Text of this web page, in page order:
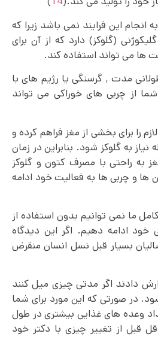
انجام این فرایند نمی باشد زیرا که
(گلوکز) دارد که از آن برای
ها می تواند استفاده کند.
حتی در زمان روزه داری طولانی مدت ٬ گرسنگی یا رژیم ‌های با
از چربی های خوراکی می تواند
را برای بخشی از مغز فراهم کرده و
به گلوکز شود. بنابراین در زمان
به راحتی با مصرف کتون و گلوکز
ها و چربی‌ ها به فعالیت خود ادامه
ما نمی‌ توانیم بدون استفاده از
خود ادامه دهیم. اگر این دیدگاه
بسیار قبل نسل انسان منقرض
دادند اگر مدتی چیزی میل کنند
در صورتی که این مورد برای شما
وعده های غذایی بیشتری در طول
قبل از تغییر چیزی با دکتر خود